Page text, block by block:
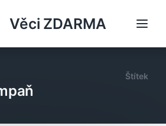
Věci ZDARMA
Štítek